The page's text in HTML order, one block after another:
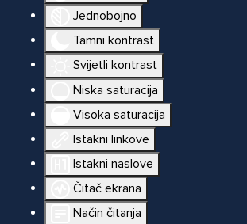
Jednobojno
Tamni kontrast
Svijetli kontrast
Niska saturacija
Visoka saturacija
Istakni linkove
Istakni naslove
Čitač ekrana
Način čitanja